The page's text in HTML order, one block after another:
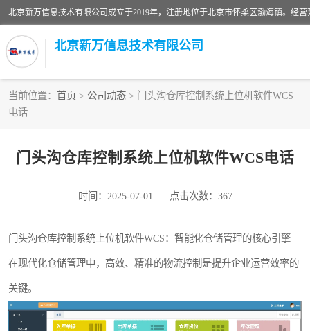
北京新万信息技术有限公司
当前位置： 首页 > 公司动态 > 门头沟仓库控制系统上位机软件WCS
电话
门头沟仓库控制系统上位机软件WCS电话
时间：2025-07-01 点击次数：367
门头沟仓库控制系统上位机软件WCS：智能化仓储管理的核心引擎
在现代化仓储管理中，高效、精准的物流控制是提升企业运营效率的
关键。
密炼机上辅机系统
usb上位机控制程序
数据采集软件
物流立库控制上位机软件
PDA手持终端WinCE上位机软件
WMS和WCS二合一